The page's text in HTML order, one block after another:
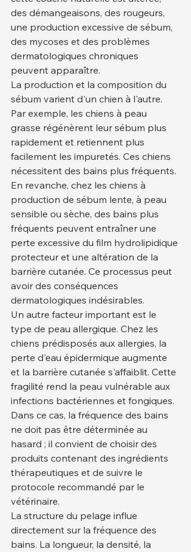
des démangeaisons, des rougeurs,
une production excessive de sébum,
des mycoses et des problèmes
dermatologiques chroniques
peuvent apparaître.
La production et la composition du
sébum varient d'un chien à l'autre.
Par exemple, les chiens à peau
grasse régénèrent leur sébum plus
rapidement et retiennent plus
facilement les impuretés. Ces chiens
nécessitent des bains plus fréquents.
En revanche, chez les chiens à
production de sébum lente, à peau
sensible ou sèche, des bains plus
fréquents peuvent entraîner une
perte excessive du film hydrolipidique
protecteur et une altération de la
barrière cutanée. Ce processus peut
avoir des conséquences
dermatologiques indésirables.
Un autre facteur important est le
type de peau allergique. Chez les
chiens prédisposés aux allergies, la
perte d'eau épidermique augmente
et la barrière cutanée s'affaiblit. Cette
fragilité rend la peau vulnérable aux
infections bactériennes et fongiques.
Dans ce cas, la fréquence des bains
ne doit pas être déterminée au
hasard ; il convient de choisir des
produits contenant des ingrédients
thérapeutiques et de suivre le
protocole recommandé par le
vétérinaire.
La structure du pelage influe
directement sur la fréquence des
bains. La longueur, la densité, la